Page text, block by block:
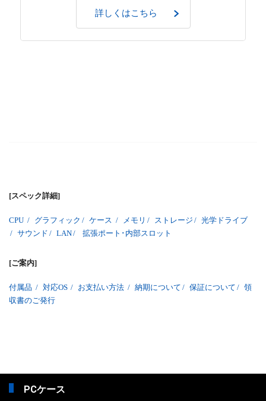
詳しくはこちら
[スペック詳細]
CPU / グラフィック / ケース / メモリ / ストレージ / 光学ドライブ
/ サウンド / LAN/ 拡張ポート･内部スロット
[ご案内]
付属品 / 対応OS / お支払い方法 / 納期について / 保証について / 領
収書のご発行
PCケース